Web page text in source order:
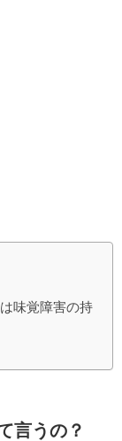
味覚障害の持
言うの？